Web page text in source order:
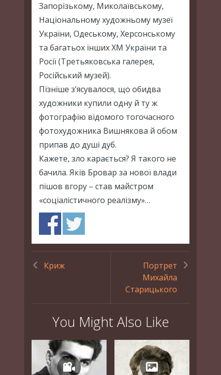
Запорізькому, Миколаївському,
Національному художньому музеї
України, Одеському, Херсонському
та багатьох інших ХМ України та
Росії (Третьяковська галерея,
Російський музей).
Пізніше з’ясувалося, що обидва
художники купили одну й ту ж
фотографію відомого тогочасного
фотохудожника Вишнякова й обом
припав до душі дуб.
Кажете, зло карається? Я такого не
бачила. Яків Бровар за нової влади
пішов вгору – став майстром
«соціалістичного реалізму»…
Криж
Портрет
Михайла
Старицького
You Might Also Like